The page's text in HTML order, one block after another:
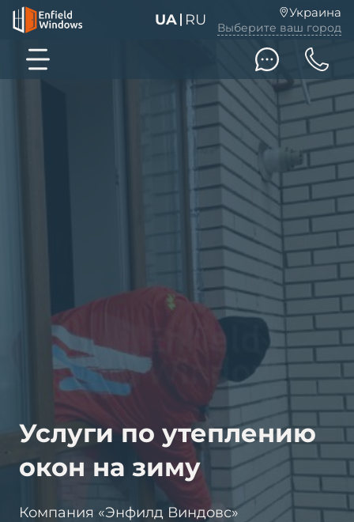
UA RU Украина
Выберите ваш город
Услуги по утеплению
окон на зиму
Компания «Энфилд Виндовс»